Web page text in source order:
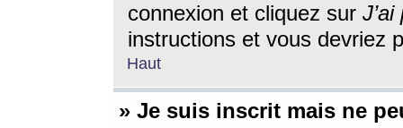
connexion et cliquez sur
instructions et vous devriez
Haut
» Je suis inscrit mais ne